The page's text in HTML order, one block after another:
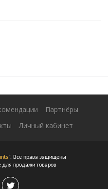
Партнёры
Личный кабинет
”. Все права защищены
для продажи товаров